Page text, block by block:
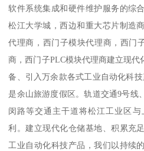
软件系统集成和硬件维护服务的综
松江大学城，西边和重大芯片制造
代理商，西门子模块代理商，西门
商，西门子PLC模块代理商建立现
备、引入万余款各式工业自动化科
是余山旅游度假区。轨道交通9号线
闵路等交通主干道将松江工业区
利。建立现代化仓储基地、积累充
工业自动化科技产品，我们以持续